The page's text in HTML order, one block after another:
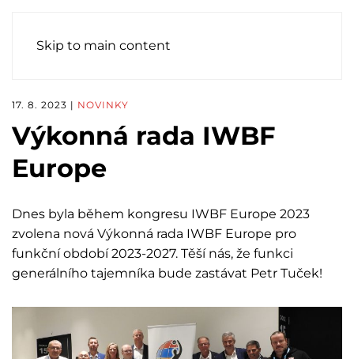
Skip to main content
17. 8. 2023 | NOVINKY
Výkonná rada IWBF
Europe
Dnes byla během kongresu IWBF Europe 2023
zvolena nová Výkonná rada IWBF Europe pro
funkční období 2023-2027. Těší nás, že funkci
generálního tajemníka bude zastávat Petr Tuček!